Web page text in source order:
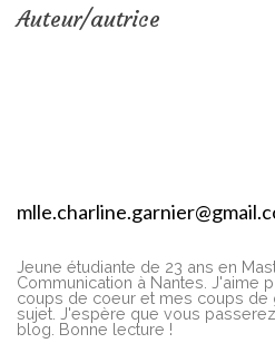
Auteur/autrice
Jeune étudiante de 23 ans en
Communication à Nantes. J'aime
coups de coeur et mes coups de
sujet. J'espère que vous
blog. Bonne lecture !